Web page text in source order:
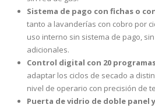
Sistema de pago con fichas o
tanto a lavanderías con cobro por
uso interno sin sistema de pago,
adicionales.
Control digital con 20
adaptar los ciclos de secado a
nivel de operario con precisión de
Puerta de vidrio de doble panel